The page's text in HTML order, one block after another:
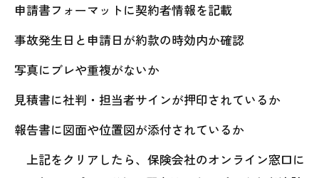
申請書フォーマットに契約者情報を記載
事故発生日と申請日が約款の時効内か確認
写真にブレや重複がないか
見積書に社判・担当者サインが押印されているか
報告書に図面や位置図が添付されているか
上記をクリアしたら、保険会社のオンライン窓口に